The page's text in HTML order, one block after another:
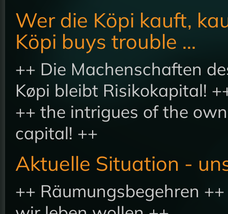
Wer die Köpi kauft,
Köpi buys trouble ...
++ Die Machenschaften
Køpi bleibt Risikokapital!
++ the intrigues of the
capital! ++
Aktuelle Situation -
++ Räumungsbegehren